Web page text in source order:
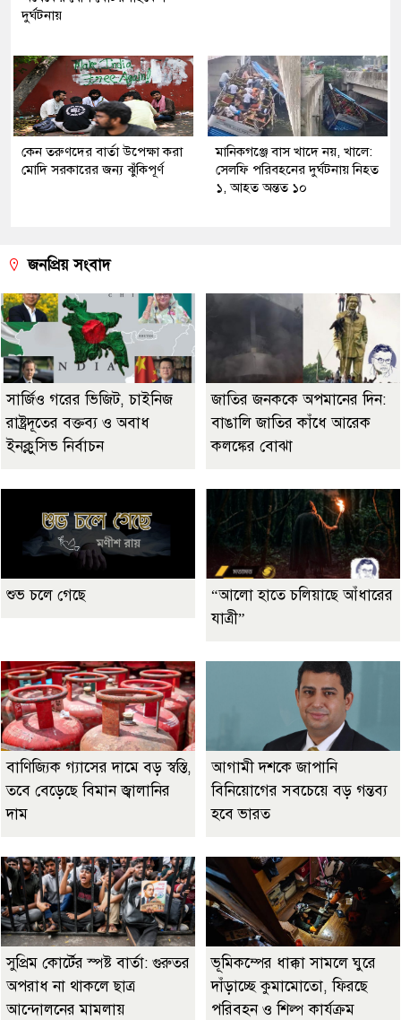
দুর্ঘটনায়
কেন তরুণদের বার্তা উপেক্ষা করা
মোদি সরকারের জন্য ঝুঁকিপূর্ণ
মানিকগঞ্জে বাস খাদে নয়, খালে:
সেলফি পরিবহনের দুর্ঘটনায় নিহত
১, আহত অন্তত ১০
জনপ্রিয় সংবাদ
সার্জিও গরের ভিজিট, চাইনিজ
রাষ্ট্রদূতের বক্তব্য ও অবাধ
ইনক্লুসিভ নির্বাচন
জাতির জনককে অপমানের দিন:
বাঙালি জাতির কাঁধে আরেক
কলঙ্কের বোঝা
শুভ চলে গেছে
“আলো হাতে চলিয়াছে আঁধারের
যাত্রী”
বাণিজ্যিক গ্যাসের দামে বড় স্বস্তি,
তবে বেড়েছে বিমান জ্বালানির
দাম
আগামী দশকে জাপানি
বিনিয়োগের সবচেয়ে বড় গন্তব্য
হবে ভারত
সুপ্রিম কোর্টের স্পষ্ট বার্তা: গুরুতর
অপরাধ না থাকলে ছাত্র
আন্দোলনের মামলায়
ভূমিকম্পের ধাক্কা সামলে ঘুরে
দাঁড়াচ্ছে কুমামোতো, ফিরছে
পরিবহন ও শিল্প কার্যক্রম